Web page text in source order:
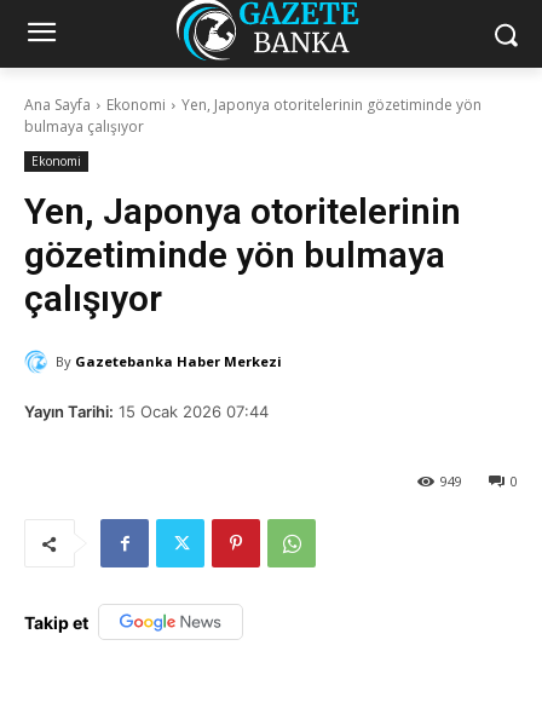
Ana Sayfa Ekonomi
Yen, Japonya otoritelerinin gözetiminde yön
bulmaya çalışıyor
Ekonomi
Yen, Japonya otoritelerinin
gözetiminde yön bulmaya
çalışıyor
By Gazetebanka Haber Merkezi
Yayın Tarihi: 15 Ocak 2026 07:44
0
949
Takip et